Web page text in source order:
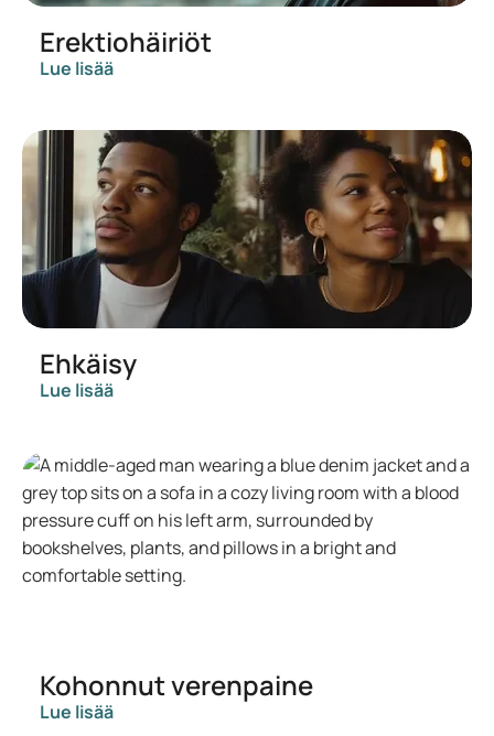
Erektiohäiriöt
Lue lisää
Ehkäisy
Lue lisää
Kohonnut verenpaine
Lue lisää